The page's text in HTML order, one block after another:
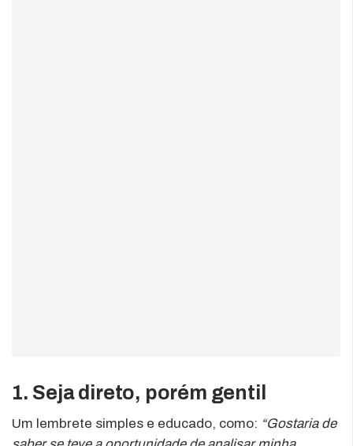
1. Seja direto, porém gentil
Um lembrete simples e educado, como: “Gostaria de